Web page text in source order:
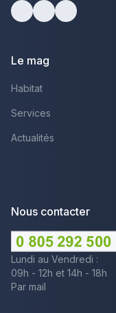
Le mag
Habitat
Services
Actualités
Nous contacter
Lundi au Vendredi :
09h - 12h et 14h - 18h
Par mail